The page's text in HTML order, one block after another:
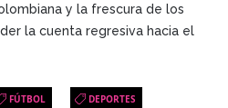
y la frescura de los
la cuenta regresiva hacia el
FÚTBOL DEPORTES